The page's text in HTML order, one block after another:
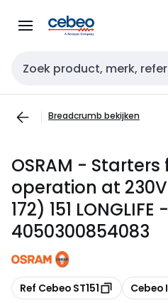
naar
naar
Zoekveld invoer
Breadcrumb bekijken
OSRAM - Starters
operation at 230V
172) 151 LONGLIFE -
4050300854083
Kopiëren
Ref Cebeo ST151 Kopiëren
Cebeo